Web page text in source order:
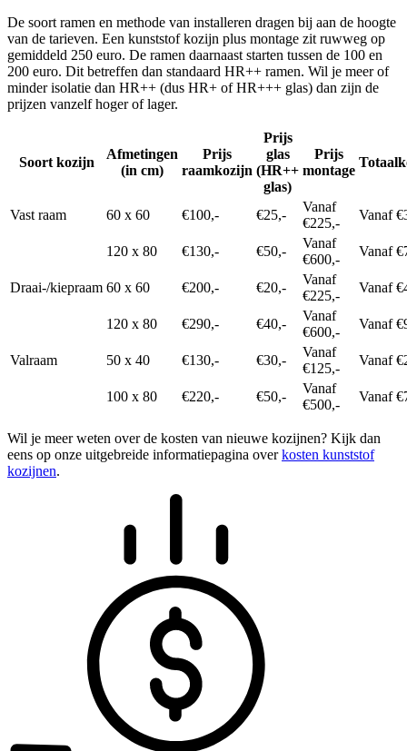
De soort ramen en methode van installeren dragen bij aan de hoogte
van de tarieven. Een kunststof kozijn plus montage zit ruwweg op
gemiddeld 250 euro. De ramen daarnaast starten tussen de 100 en
200 euro. Dit betreffen dan standaard HR++ ramen. Wil je meer of
minder isolatie dan HR++ (dus HR+ of HR+++ glas) dan zijn de
prijzen vanzelf hoger of lager.
Soort kozijn
Afmetingen
(in cm)
Prijs
raamkozijn
Prijs
glas
(HR++
glas)
Prijs
montage
Vast raam 60 x 60 €100,- €25,-
Vanaf
€225,-
Vanaf
120 x 80 €130,- €50,-
Vanaf
€600,-
Vanaf
Draai-/kiepraam 60 x 60 €200,- €20,-
Vanaf
€225,-
Vanaf
120 x 80 €290,- €40,-
Vanaf
€600,-
Vanaf
Valraam 50 x 40 €130,- €30,-
Vanaf
€125,-
Vanaf
100 x 80 €220,- €50,-
Vanaf
€500,-
Vanaf
Wil je meer weten over de kosten van nieuwe kozijnen? Kijk dan
eens op onze uitgebreide informatiepagina overkosten kunststof
kozijnen.